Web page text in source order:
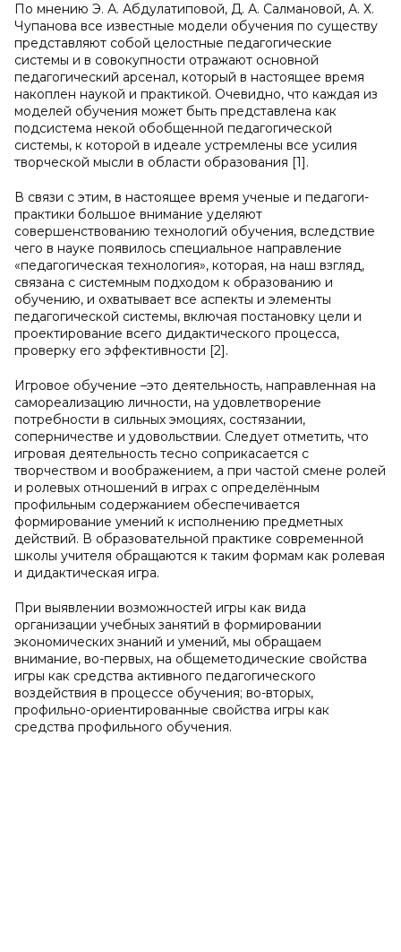
По мнению Э. А. Абдулатиповой, Д. А. Салмановой, А. Х.
Чупанова все известные модели обучения по существу
представляют собой целостные педагогические
системы и в совокупности отражают основной
педагогический арсенал, который в настоящее время
накоплен наукой и практикой. Очевидно, что каждая из
моделей обучения может быть представлена как
подсистема некой обобщенной педагогической
системы, к которой в идеале устремлены все усилия
творческой мысли в области образования [1].
В связи с этим, в настоящее время ученые и педагоги-
практики большое внимание уделяют
совершенствованию технологий обучения, вследствие
чего в науке появилось специальное направление
«педагогическая технология», которая, на наш взгляд,
связана с системным подходом к образованию и
обучению, и охватывает все аспекты и элементы
педагогической системы, включая постановку цели и
проектирование всего дидактического процесса,
проверку его эффективности [2].
Игровое обучение –это деятельность, направленная на
самореализацию личности, на удовлетворение
потребности в сильных эмоциях, состязании,
соперничестве и удовольствии. Следует отметить, что
игровая деятельность тесно соприкасается с
творчеством и воображением, а при частой смене ролей
и ролевых отношений в играх с определённым
профильным содержанием обеспечивается
формирование умений к исполнению предметных
действий. В образовательной практике современной
школы учителя обращаются к таким формам как ролевая
и дидактическая игра.
При выявлении возможностей игры как вида
организации учебных занятий в формировании
экономических знаний и умений, мы обращаем
внимание, во-первых, на общеметодические свойства
игры как средства активного педагогического
воздействия в процессе обучения; во-вторых,
профильно-ориентированные свойства игры как
средства профильного обучения.